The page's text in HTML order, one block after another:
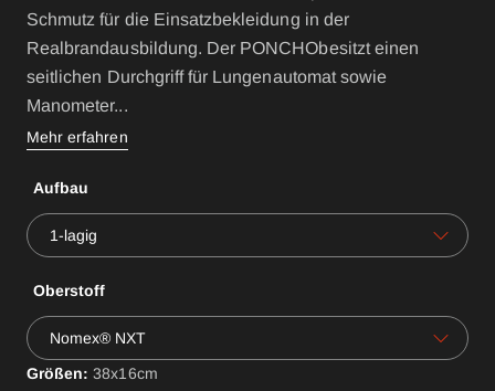
Schmutz für die Einsatzbekleidung in der
Realbrandausbildung. Der PONCHObesitzt einen
seitlichen Durchgriff für Lungenautomat sowie
Manometer...
Mehr erfahren
1-lagig
Aufbau
Nomex® NXT
Oberstoff
Größen:38x16cm